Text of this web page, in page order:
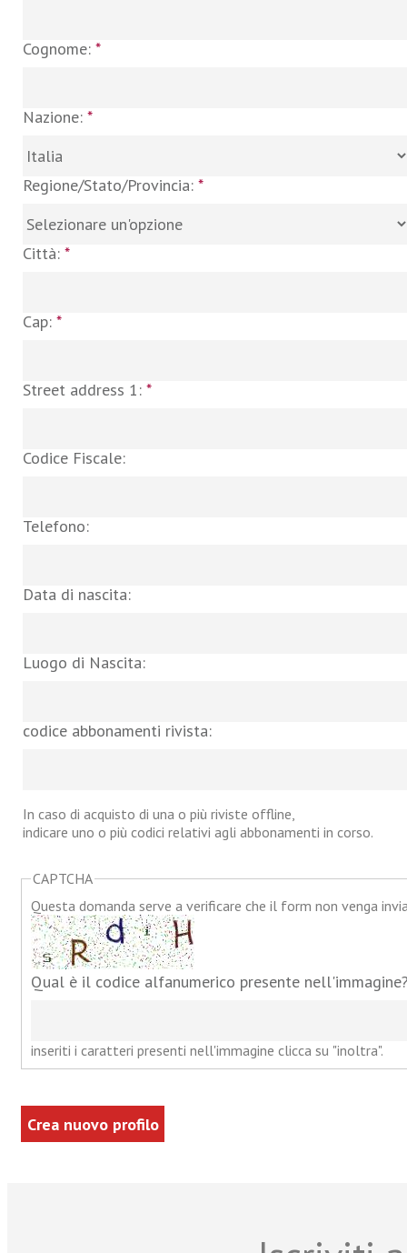
Cognome: *
Nazione: *
Regione/Stato/Provincia: *
Città: *
Cap: *
Street address 1: *
Codice Fiscale:
Telefono:
Data di nascita:
Luogo di Nascita:
codice abbonamenti rivista:
In caso di acquisto di una o più riviste offline,
indicare uno o più codici relativi agli abbonamenti in corso.
CAPTCHA
Questa domanda serve a verificare che il form non venga
Qual è il codice alfanumerico presente
inseriti i caratteri presenti nell'immagine clicca su "inoltra".